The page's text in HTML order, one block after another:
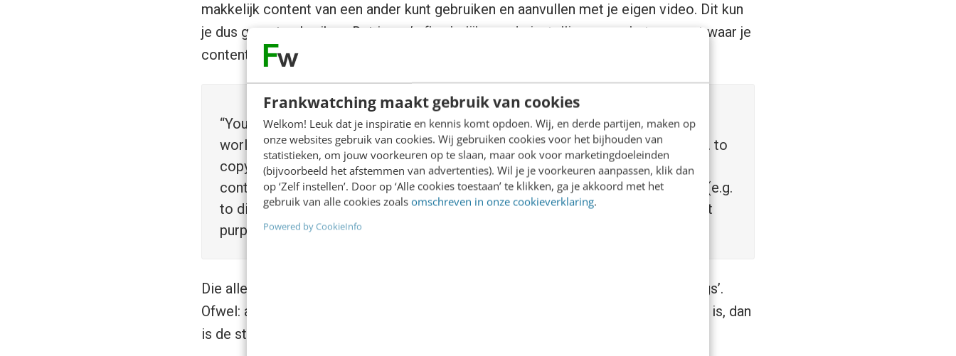
Frankwatching maakt gebruik van cookies
Welkom! Leuk dat je inspiratie en kennis komt opdoen. Wij, en derde partijen, maken op
onze websites gebruik van cookies. Wij gebruiken cookies voor het bijhouden van
statistieken, om jouw voorkeuren op te slaan, maar ook voor marketingdoeleinden
(bijvoorbeeld het afstemmen van advertenties). Wil je je voorkeuren aanpassen, klik dan
op ‘Zelf instellen’. Door op ‘Alle cookies toestaan’ te klikken, ga je akkoord met het
gebruik van alle cookies zoals omschreven in onze cookieverklaring.
Powered by CookieInfo
makkelijk content van een ander kunt gebruiken en aanvullen met je eigen video. Dit kun
je dus gerust gebruiken. Dat is wel afhankelijk van de instellingen van het account waar je
content van wil gebruiken.
“You also grant to each user of the Platform a non-exclusive, royalty-free,
worldwide licence to access and use your content, including to reproduce (e.g. to
copy, share or download), adapt or make derivative works (e.g. to include your
content in their content) perform and communicate that content to the public (e.g.
to display it) using the features and functions of the Platform for entertainment
purposes, subject to your Platform settings.”
Die allerlaatste vier woorden zijn hier van belang: ‘subject to your Platform settings’.
Ofwel: alleen als iemand de instellingen zo heeft ingesteld dat een stitch mogelijk is, dan
is de stitch ook toegestaan.